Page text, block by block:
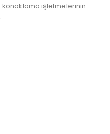
konaklama işletmelerinin